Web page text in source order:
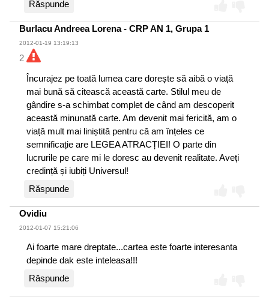
Răspunde
Burlacu Andreea Lorena - CRP AN 1, Grupa 1
2012-01-19 13:19:13
2
Încurajez pe toată lumea care dorește să aibă o viață
mai bună să citească această carte. Stilul meu de
gândire s-a schimbat complet de când am descoperit
această minunată carte. Am devenit mai fericită, am o
viață mult mai liniștită pentru că am înțeles ce
semnificație are LEGEA ATRACȚIEI! O parte din
lucrurile pe care mi le doresc au devenit realitate. Aveți
credință și iubiți Universul!
Răspunde
Ovidiu
2012-01-07 15:21:06
Ai foarte mare dreptate...cartea este foarte interesanta
depinde dak este inteleasa!!!
Răspunde